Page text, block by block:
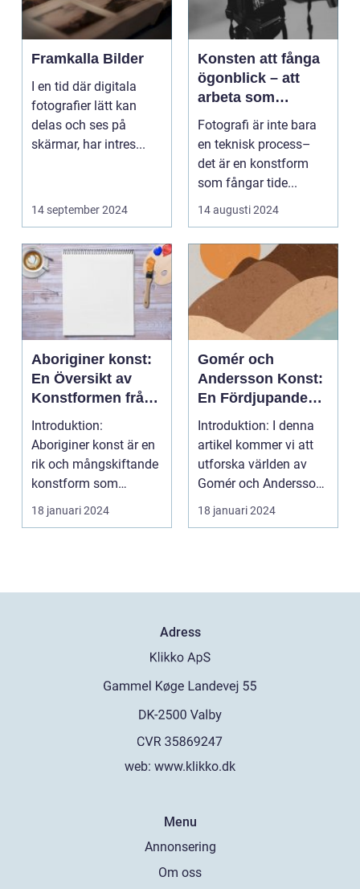
Framkalla Bilder
I en tid där digitala
fotografier lätt kan
delas och ses på
skärmar, har intres...
14 september 2024
Konsten att fånga
ögonblick – att
arbeta som
fotograf i
Norrköping
Fotografi är inte bara
en teknisk process–
det är en konstform
som fångar tide...
14 augusti 2024
Aboriginer konst:
En Översikt av
Konstformen från
Australiens
Urinvånare
Introduktion:
Aboriginer konst är en
rik och mångskiftande
konstform som
härstammar från
Australiens...
18 januari 2024
Gomér och
Andersson Konst:
En Fördjupande
Översikt
Introduktion: I denna
artikel kommer vi att
utforska världen av
Gomér och Andersson
konst, dess olik...
18 januari 2024
Adress
web: www.klikko.dk
Menu
Annonsering
Om oss